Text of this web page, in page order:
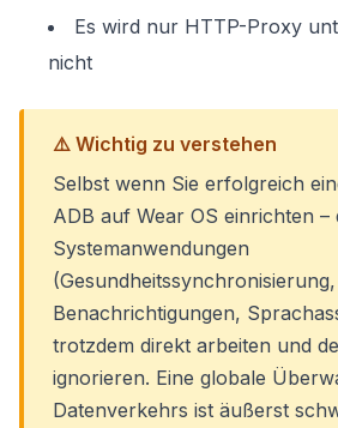
Es wird nur HTTP-Proxy
nicht
⚠️ Wichtig zu verstehen
Selbst wenn Sie erfolgreich
ADB auf Wear OS einrichten –
Systemanwendungen
(Gesundheitssynchronisierung,
Benachrichtigungen,
trotzdem direkt arbeiten und
ignorieren. Eine globale
Datenverkehrs ist äußerst